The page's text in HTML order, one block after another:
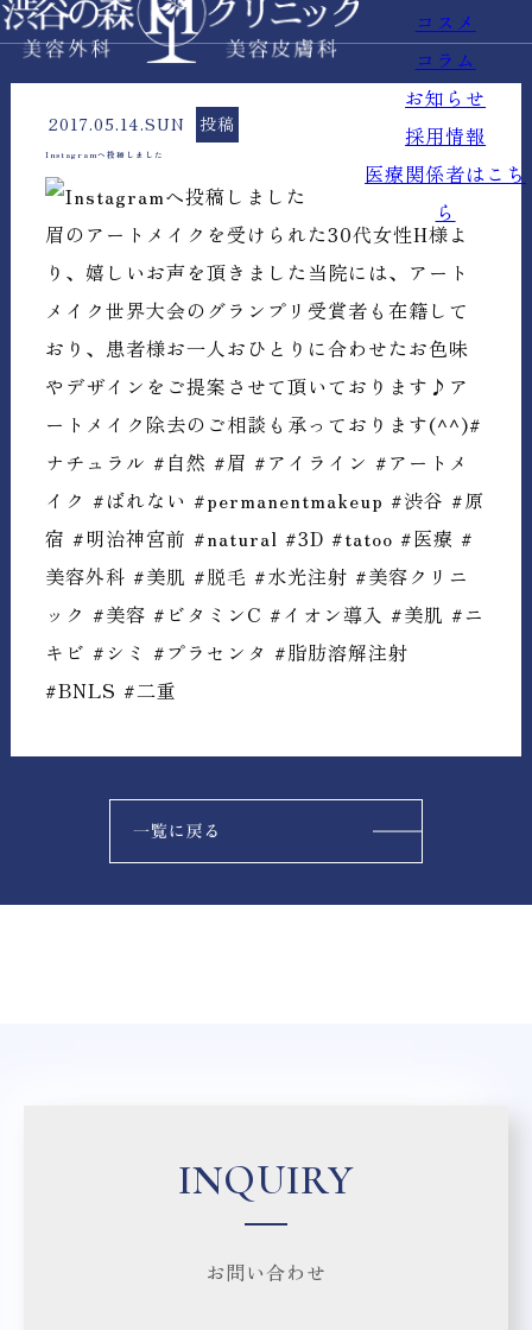
コスメ
コラム
お知らせ
採用情報
医療関係者はこち
ら
2017.05.14.SUN 投稿
Instagramへ投稿しました
眉のアートメイクを受けられた30代女性H様よ
り、嬉しいお声を頂きました当院には、アート
メイク世界大会のグランプリ受賞者も在籍して
おり、患者様お一人おひとりに合わせたお色味
やデザインをご提案させて頂いております♪ア
ートメイク除去のご相談も承っております(^^)#
ナチュラル #自然 #眉 #アイライン #アートメ
イク #ばれない #permanentmakeup #渋谷 #原
宿 #明治神宮前 #natural #3D #tatoo #医療 #
美容外科 #美肌 #脱毛 #水光注射 #美容クリニ
ック #美容 #ビタミンC #イオン導入 #美肌 #ニ
キビ #シミ #プラセンタ #脂肪溶解注射
#BNLS #二重
INQUIRY
お問い合わせ